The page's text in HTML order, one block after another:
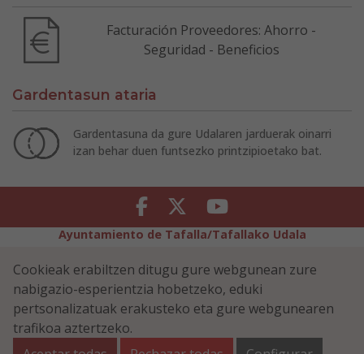
Facturación Proveedores: Ahorro -
Seguridad - Beneficios
Gardentasun ataria
Gardentasuna da gure Udalaren jarduerak oinarri
izan behar duen funtsezko printzipioetako bat.
Facebook Twitter Youtube
Ayuntamiento de Tafalla/Tafallako Udala
Erabilerreztasuna
Cookiei buruzko politika
Informazioaren Segurtasun-Politika
Plaza Navarra 5 - 31300 Tafalla (NAVARRA)
948 70 18 11
ayuntamiento@tafalla.es
Cookieak erabiltzen ditugu gure webgunean zure
nabigazio-esperientzia hobetzeko, eduki
pertsonalizatuak erakusteko eta gure webgunearen
trafikoa aztertzeko.